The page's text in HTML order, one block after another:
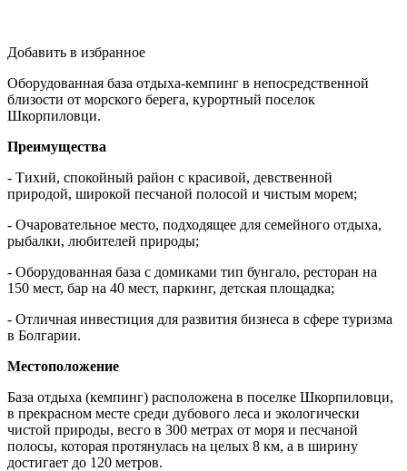
Добавить в избранное
Оборудованная база отдыха-кемпинг в непосредственной
близости от морского берега, курортный поселок
Шкорпиловци.
Преимущества
- Тихий, спокойный район с красивой, девственной
природой, широкой песчаной полосой и чистым морем;
- Очаровательное место, подходящее для семейного отдыха,
рыбалки, любителей природы;
- Оборудованная база с домиками тип бунгало, ресторан на
150 мест, бар на 40 мест, паркинг, детская площадка;
- Отличная инвестиция для развития бизнеса в сфере туризма
в Болгарии.
Местоположение
База отдыха (кемпинг) расположена в поселке Шкорпиловци,
в прекрасном месте среди дубового леса и экологически
чистой природы, весго в 300 метрах от моря и песчаной
полосы, которая протянулась на целых 8 км, а в ширину
достигает до 120 метров.